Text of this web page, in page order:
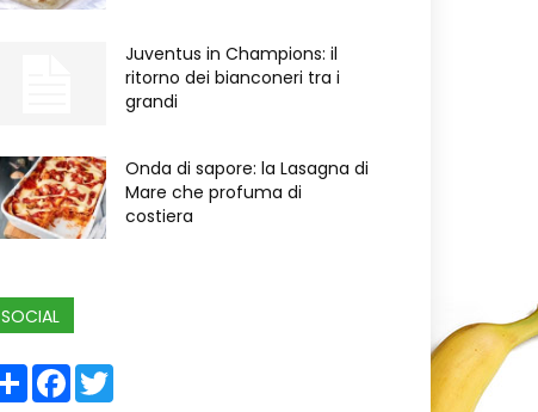
Juventus in Champions: il
ritorno dei bianconeri tra i
grandi
Onda di sapore: la Lasagna di
Mare che profuma di
costiera
SOCIAL
ShareFacebook